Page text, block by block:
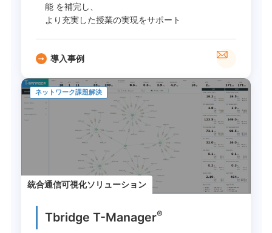
能 を補完し、
より充実した授業の実現をサポート
導入事例
ネットワーク課題解決
統合通信可視化ソリューション
Tbridge T-Manager®